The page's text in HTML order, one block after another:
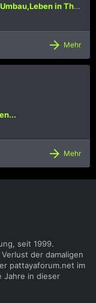
Mehr
in Thailand
Mehr
seit 1999.
der damaligen
pattayaforum.net im
Jahre in dieser